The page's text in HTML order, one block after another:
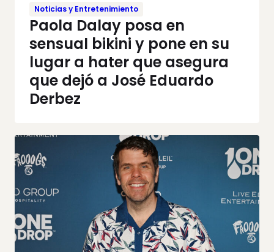
Noticias y Entretenimiento
Paola Dalay posa en
sensual bikini y pone en su
lugar a hater que asegura
que dejó a José Eduardo
Derbez